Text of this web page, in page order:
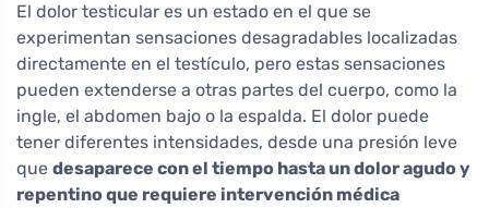
El dolor testicular es un estado en el que se
experimentan sensaciones desagradables localizadas
directamente en el testículo, pero estas sensaciones
pueden extenderse a otras partes del cuerpo, como la
ingle, el abdomen bajo o la espalda. El dolor puede
tener diferentes intensidades, desde una presión leve
que desaparece con el tiempo hasta un dolor agudo y
repentino que requiere intervención médica